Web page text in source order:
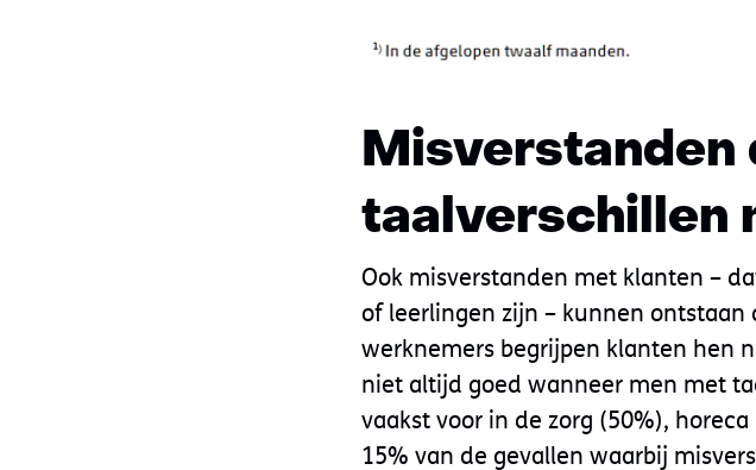
Misverstanden
taalverschillen
Ook misverstanden met klanten –
of leerlingen zijn – kunnen ontstaan
werknemers begrijpen klanten hen
niet altijd goed wanneer men met
vaakst voor in de zorg (50%),
15% van de gevallen waarbij